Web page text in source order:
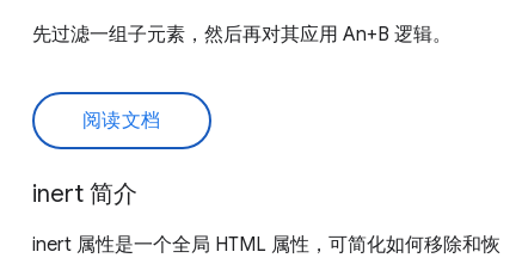
先过滤一组子元素，然后再对其应用 An+B 逻辑。
阅读文档
inert 简介
inert 属性是一个全局 HTML 属性，可简化如何移除和恢